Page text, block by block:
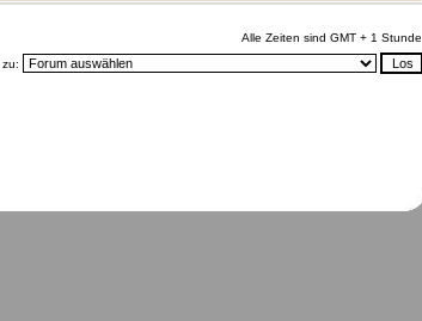
Alle Zeiten sind GMT + 1 Stunde